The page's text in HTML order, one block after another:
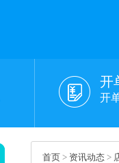
开
开
首页 > 资讯动态 >